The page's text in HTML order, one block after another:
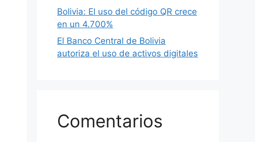
Bolivia: El uso del código QR crece
en un 4.700%
El Banco Central de Bolivia
autoriza el uso de activos digitales
Comentarios